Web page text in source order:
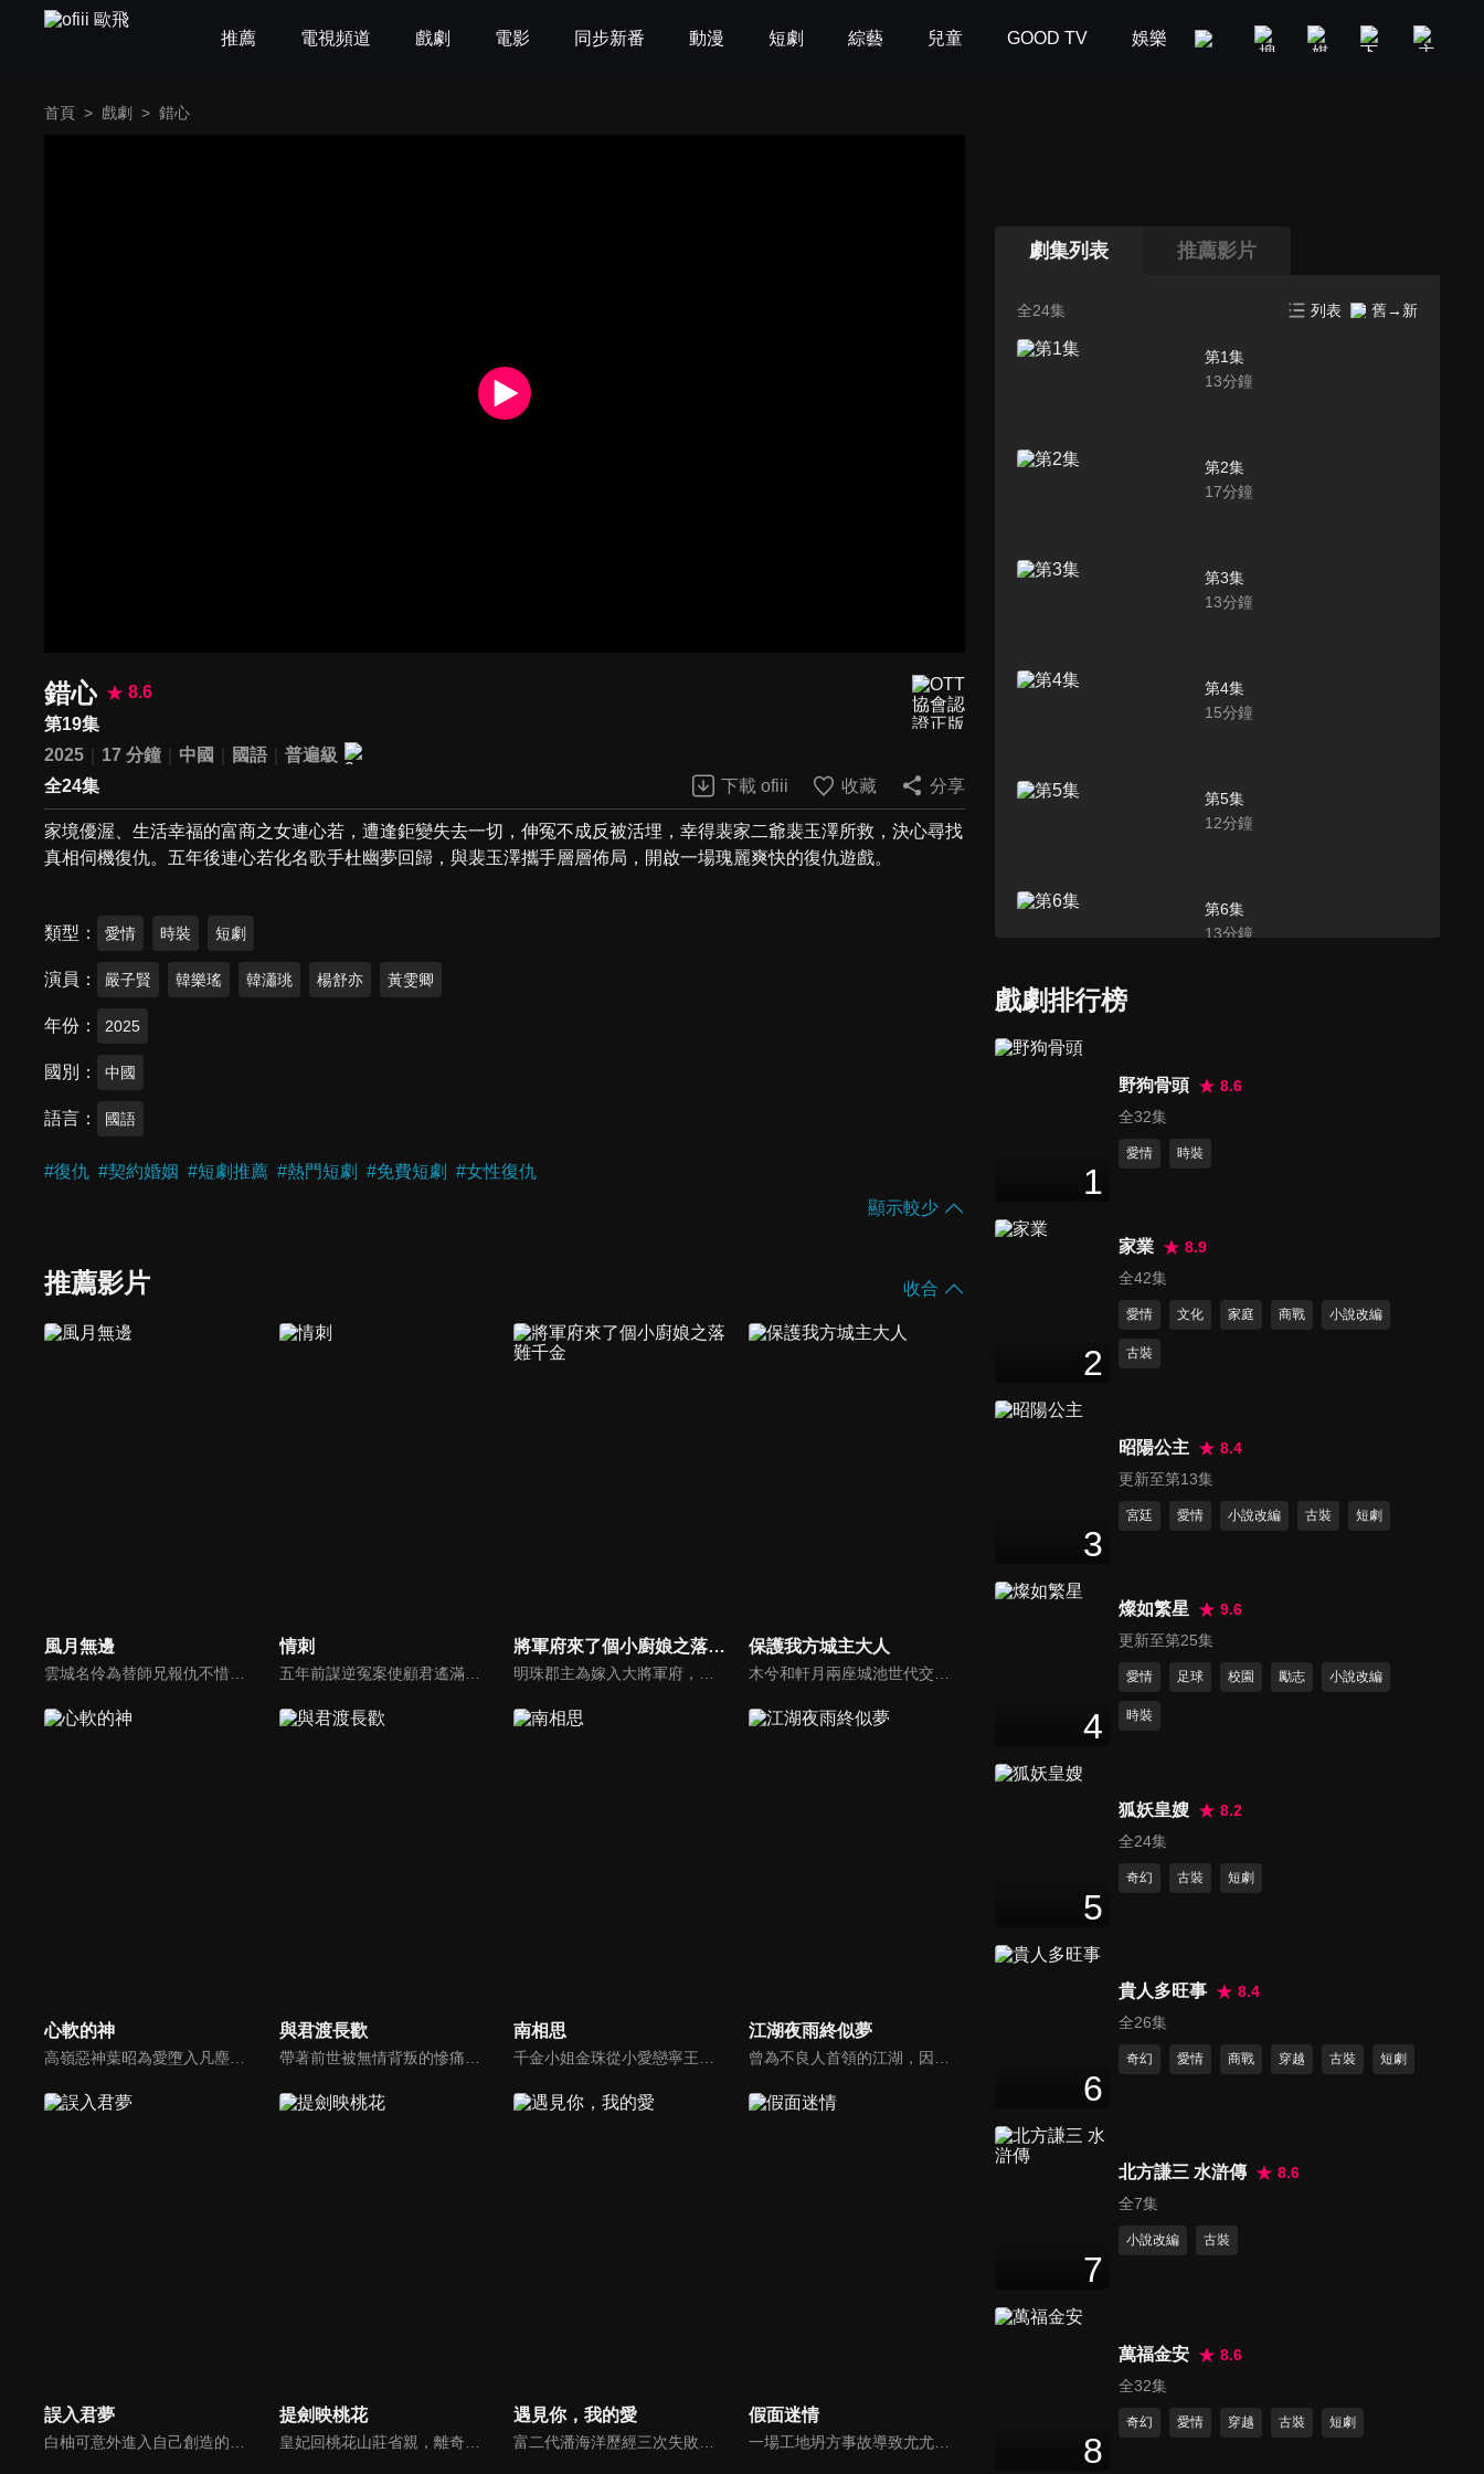
推薦 電視頻道 戲劇 電影 同步新番 動漫 短劇 綜藝 兒童 GOOD TV 娛樂 美食旅遊 新聞政論
首頁 > 戲劇 > 錯心
錯心
8.6
第19集
2025
17 分鐘 中國 國語
普遍級
全24集
下載 ofiii 收藏 分享
家境優渥、生活幸福的富商之女連心若，遭逢鉅變失去一切，伸冤不成反被活埋，幸得裴家二爺裴玉澤所救，決心尋找
真相伺機復仇。五年後連心若化名歌手杜幽夢回歸，與裴玉澤攜手層層佈局，開啟一場瑰麗爽快的復仇遊戲。
類型 愛情 時裝 短劇
演員 嚴子賢 韓樂瑤 韓瀟珧 楊舒亦 黃雯卿
年份 2025
國別 中國
語言 國語
#復仇 #契約婚姻 #短劇推薦 #熱門短劇 #免費短劇 #女性復仇
顯示較少
推薦影片 收合
風月無邊 情刺
五年前謀逆冤案使顧君遙滿門慘死，她委身神秘組織隱忍數載只為復仇，皇子岳瑾宸便是她復仇最好的刀。誰曾想宛如謫仙的白蓮竟是心思深沉的惡鬼，步步為營卻終成傀儡。一邊慾望肆意燃燒，一邊深宮危機重重，她該何去何從？
將軍府來了個小廚娘之落難千金 保護我方城主大人
心軟的神 與君渡長歡 南相思 江湖夜雨終似夢
誤入君夢
白柚可意外進入自己創造的漫畫世界，成為女主。想要回到現實就必須讓患有恐女症的男主許澤羽愛上她。白柚可不得不追求許澤羽，卻漸漸對他動了真情，但事情遠沒那麼簡單，一場針對二人的血條宿命和陰謀悄然而至...
提劍映桃花
皇妃回桃花山莊省親，離奇薨于山莊桃花林中，流浪劍客燕十一有重大嫌疑。負責保護皇妃的寒刀下令封鎖桃花山莊，嚴禁任何人出入。隨著調查的深入，桃花山莊的秘密被逐漸揭開，真相也更加撲朔迷離...
遇見你，我的愛
富二代潘海洋歷經三次失敗婚姻，認為金錢阻礙愛情。唯第一任妻子陸雪怡真心待他。好友伊軒勸他隱藏身份。他在酒吧對芭蕾舞演員韓夢瑤一見鍾情。便化身業務經理與她相戀。熱戀中潘海洋決定娶韓夢瑤，卻在婚前發現韓夢瑤三年前曾是自己公司員工，進而揭開伊軒與韓夢瑤為還債設局圖謀他財產的陰謀...
假面迷情
一場工地坍方事故導致尤尤家破人亡。衝動之下前去尋仇，卻誤傷安國軒之子齊東，被迫遠走他鄉。齊東暗中救她，隱瞞身世守護多年，只為揭開父親的陰謀。五年後，尤尤化名歸來，捲入星耀集團繼承權爭鬥。她與齊東歷經誤解與聯手，終查明父母冤案。真相大白，惡人伏法，兩人攜手走出黑暗，迎來光明未來。
劇集列表 推薦影片
全24集 列表 舊→新
第1集
13分鐘
第2集
17分鐘
第3集
13分鐘
第4集
15分鐘
第5集
12分鐘
第6集
13分鐘
第9集
第11集
12
第13集
18分鐘
第18集
17
戲劇排行榜
1
野狗骨頭
8.6
全32集
愛情 時裝
2
家業
8.9
全42集
愛情 文化 家庭 商戰 小說改編
古裝
3
昭陽公主
8.4
更新至第13集
宮廷 愛情 小說改編 古裝 短劇
4
燦如繁星
9.6
更新至第25集
愛情 足球 校園 勵志 小說改編
時裝
5
狐妖皇嫂
8.2
全24集
奇幻 古裝 短劇
6
貴人多旺事
8.4
全26集
奇幻 愛情 商戰 穿越 古裝 短劇
7
北方謙三 水滸傳
8.6
全7集
小說改編 古裝
8
萬福金安
8.6
全32集
奇幻 愛情 穿越 古裝 短劇